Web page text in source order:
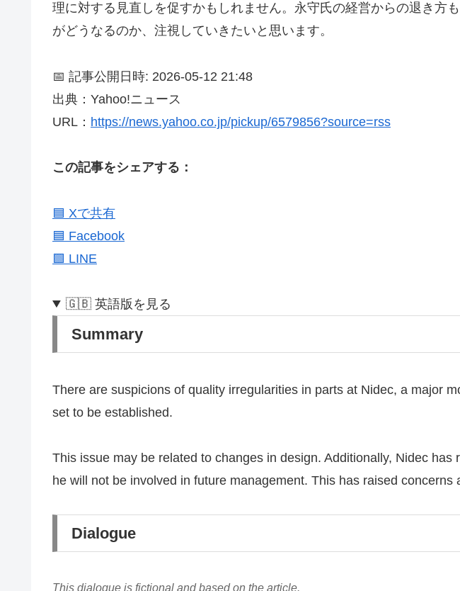
理に対する見直しを促すかもしれません。永守氏の経営からの退き方
がどうなるのか、注視していきたいと思います。
📅 記事公開日時: 2026-05-12 21:48
出典：Yahoo!ニュース
URL： https://news.yahoo.co.jp/pickup/6579856?source=rss
この記事をシェアする：
🟦 Xで共有
🟦 Facebook
🟩 LINE
🇬🇧 英語版を見る
Summary
There are suspicions of quality irregularities in parts at Nidec, a major
set to be established.
This issue may be related to changes in design. Additionally, Nidec
he will not be involved in future management. This has raised
Dialogue
This dialogue is fictional and based on the article.